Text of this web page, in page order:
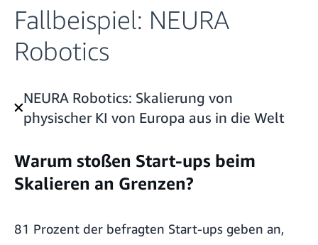
Fallbeispiel: NEURA
Robotics
NEURA Robotics: Skalierung von
physischer KI von Europa aus in die Welt
Warum stoßen Start-ups beim
Skalieren an Grenzen?
81 Prozent der befragten Start-ups geben an,